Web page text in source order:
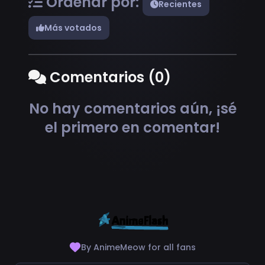
Recientes
Más votados
Comentarios (0)
No hay comentarios aún, ¡sé
el primero en comentar!
By AnimeMeow for all fans